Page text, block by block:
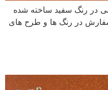
در رنگ سفید ساخته شده
در رنگ ها و طرح های